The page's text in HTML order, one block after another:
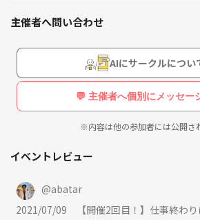
主催者へ問い合わせ
AIにサークルについ
💬 主催者へ個別にメッセー
※内容は他の参加者には公開さ
イベントレビュー
@abatar
2021/07/09
【開催2回目！】仕事終わ